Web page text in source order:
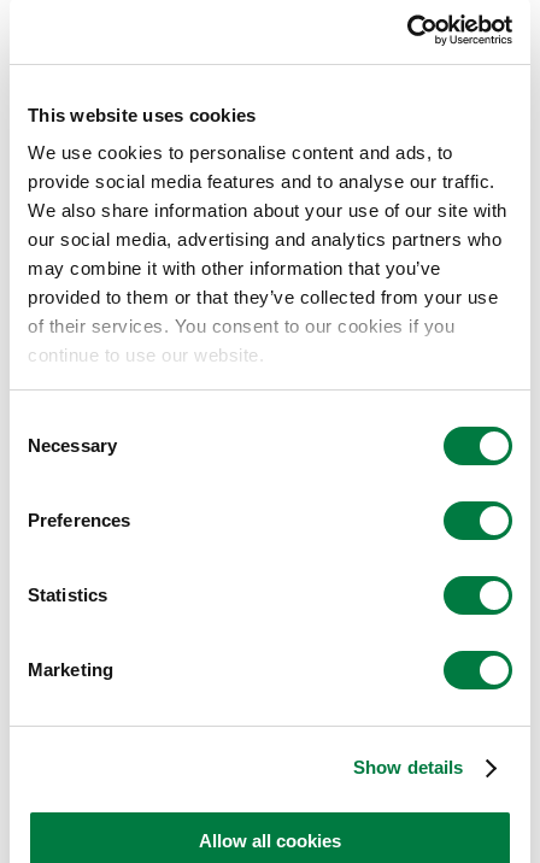
This website uses cookies
We use cookies to personalise content and ads, to
provide social media features and to analyse our traffic.
We also share information about your use of our site with
our social media, advertising and analytics partners who
may combine it with other information that you’ve
provided to them or that they’ve collected from your use
of their services. You consent to our cookies if you
continue to use our website.
Selection
Necessary
Preferences
Statistics
Marketing
Show details
Allow all cookies
参考
SWP®の「光のタグ」がミラノサローネで展示さ
れました。
2017年4月の「ミラノサローネ（ミラノデザイ
ンウィーク2017）」の慶應義塾大学大学院シ
ステムデザイン・マネジメント研究科（以下、
慶應SDM）に当社はいくつかの素材で協力し
ーションを説明する真っ白な光のタグを製作。
慶応SDN展示テーマであるDesign Beyond
適解」の融合を最新のテクノロジーを用いて体
験するインスタレーションをご説明しました。
コスモテック社のブログで紹介されています
クリエイティブパートナー